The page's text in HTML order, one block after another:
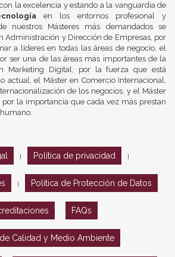
la excelencia y estando a la vanguardia de
en los entornos profesional y
nuestros Másteres más demandados se
Administración y Dirección de Empresas, por
a líderes en todas las áreas de negocio, el
ser una de las áreas más importantes de la
Marketing Digital, por la fuerza que está
actual, el Máster en Comercio Internacional,
de los negocios, y el Máster
por la importancia que cada vez más prestan
Política de privacidad
Política de Protección de Datos
FAQs
Calidad y Medio Ambiente